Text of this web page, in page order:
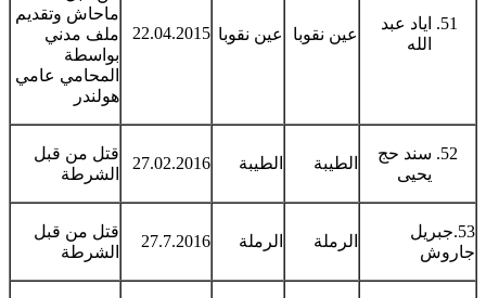
اياد عبد
الله
عين نقوبا عين نقوبا 22.04.2015
ماحاش وتقديم
ملف مدني
بواسطة
المحامي عامي
هولندر
سند حج
يحيى
الطيبة الطيبة 27.02.2016
قتل من قبل
الشرطة
53.جبريل
جاروش
الرملة الرملة 27.7.2016
قتل من قبل
الشرطة